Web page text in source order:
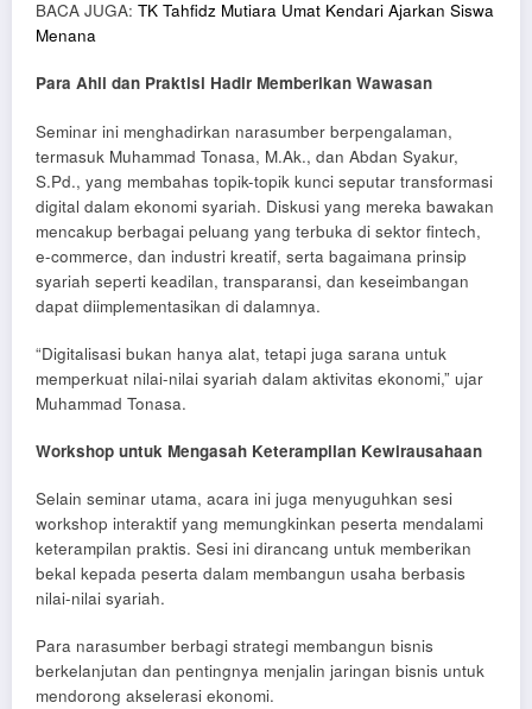
BACA JUGA: TK Tahfidz Mutiara Umat Kendari Ajarkan Siswa
Menana
Para Ahli dan Praktisi Hadir Memberikan Wawasan
Seminar ini menghadirkan narasumber berpengalaman,
termasuk Muhammad Tonasa, M.Ak., dan Abdan Syakur,
S.Pd., yang membahas topik-topik kunci seputar transformasi
digital dalam ekonomi syariah. Diskusi yang mereka bawakan
mencakup berbagai peluang yang terbuka di sektor fintech,
e-commerce, dan industri kreatif, serta bagaimana prinsip
syariah seperti keadilan, transparansi, dan keseimbangan
dapat diimplementasikan di dalamnya.
“Digitalisasi bukan hanya alat, tetapi juga sarana untuk
memperkuat nilai-nilai syariah dalam aktivitas ekonomi,” ujar
Muhammad Tonasa.
Workshop untuk Mengasah Keterampilan Kewirausahaan
Selain seminar utama, acara ini juga menyuguhkan sesi
workshop interaktif yang memungkinkan peserta mendalami
keterampilan praktis. Sesi ini dirancang untuk memberikan
bekal kepada peserta dalam membangun usaha berbasis
nilai-nilai syariah.
Para narasumber berbagi strategi membangun bisnis
berkelanjutan dan pentingnya menjalin jaringan bisnis untuk
mendorong akselerasi ekonomi.